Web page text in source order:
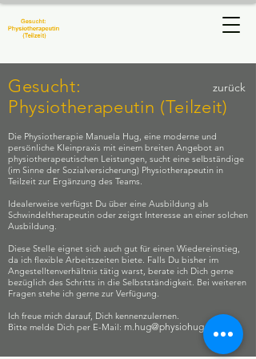
Gesucht:
Physiotherapeutin (Teilzeit)
zurück
Die Physiotherapie Manuela Hug, eine moderne und
persönliche Kleinpraxis mit einem breiten Angebot an
physiotherapeutischen Leistungen, sucht eine selbständige
(im Sinne der Sozialversicherung) Physiotherapeutin in
Teilzeit zur Ergänzung des Teams.
Idealerweise verfügst Du über eine Ausbildung als
Schwindeltherapeutin oder zeigst Interesse an einer solchen
Ausbildung.
Diese Stelle eignet sich auch gut für einen Wiedereinstieg,
da ich flexible Arbeitszeiten biete. Falls Du bisher im
Angestelltenverhältnis tätig warst, berate ich Dich gerne
bezüglich des Schritts in die Selbstständigkeit. Bei weiteren
Fragen stehe ich gerne zur Verfügung.
Ich freue mich darauf, Dich kennenzulernen.
Bitte melde Dich per E-Mail: m.hug@physiohug.ch